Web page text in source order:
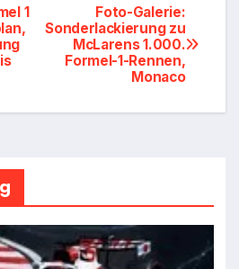
Foto-Galerie:
Sonderlackierung zu
McLarens 1.000.
Formel-1-Rennen,
Monaco
1